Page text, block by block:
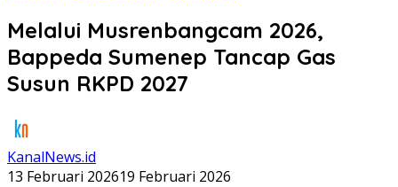
Melalui Musrenbangcam 2026,
Bappeda Sumenep Tancap Gas
Susun RKPD 2027
KanalNews.id
13 Februari 202619 Februari 2026